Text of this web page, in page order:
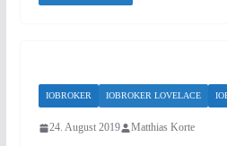
IOBROKER IOBROKER LOVELACE
24. August 2019 Matthias Korte